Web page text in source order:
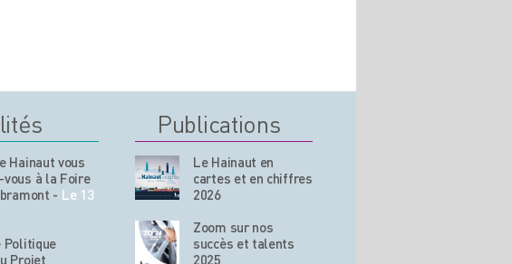
Hainaut vous
vous à la Foire
- Le 13
Politique
Projet
Publications
Le Hainaut en
cartes et en chiffres
2026
Zoom sur nos
succès et talents
2025